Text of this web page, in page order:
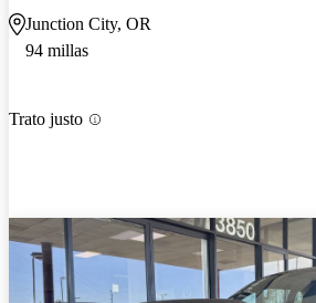
Junction City, OR
94 millas
Trato justo